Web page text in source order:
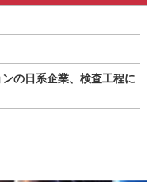
の日系企業、検査工程に